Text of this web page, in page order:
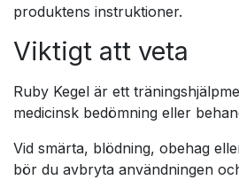
produktens instruktioner.
Viktigt att veta
Ruby Kegel är ett
medicinsk bedömning eller
Vid smärta, blödning, obehag
bör du avbryta användningen